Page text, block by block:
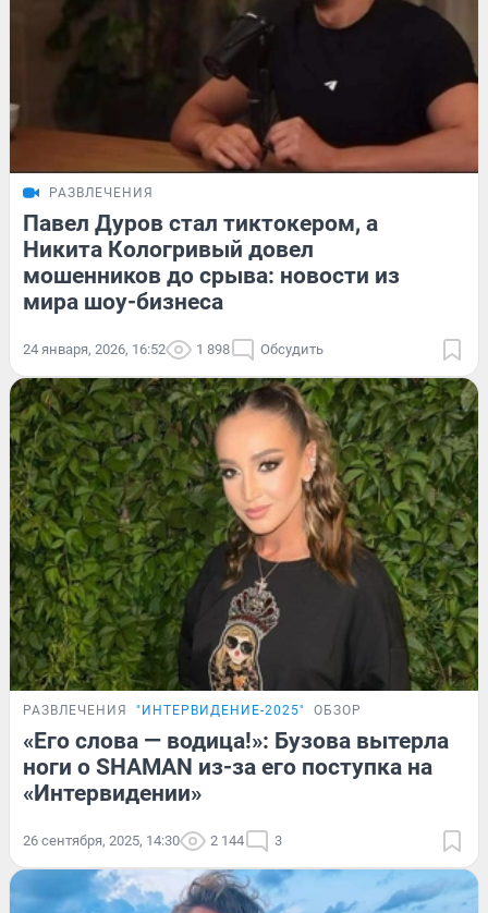
РАЗВЛЕЧЕНИЯ
Павел Дуров стал тиктокером, а
Никита Кологривый довел
мошенников до срыва: новости из
мира шоу-бизнеса
24 января, 2026, 16:52 1 898 Обсудить
РАЗВЛЕЧЕНИЯ "ИНТЕРВИДЕНИЕ-2025" ОБЗОР
«Его слова — водица!»: Бузова вытерла
ноги о SHAMAN из-за его поступка на
«Интервидении»
26 сентября, 2025, 14:30 2 144 3